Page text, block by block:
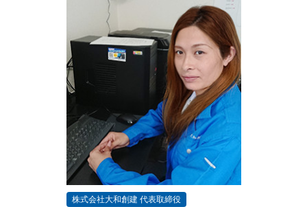
株式会社大和創建 代表取締役